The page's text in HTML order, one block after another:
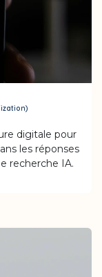
digitale pour
les réponses
recherche IA.